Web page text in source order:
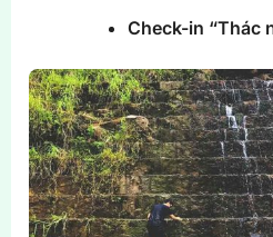
Check-in “Thác